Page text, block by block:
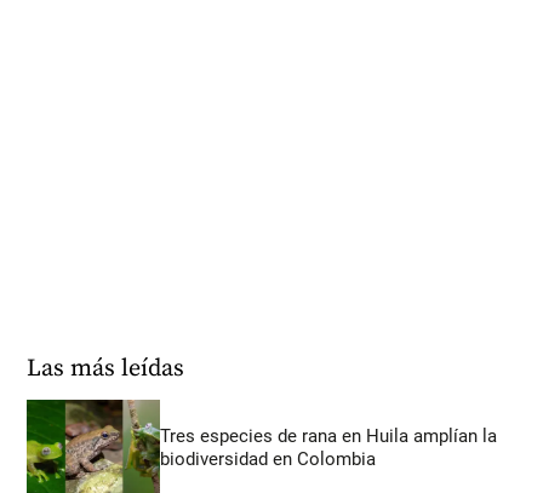
Las más leídas
Tres especies de rana en Huila amplían la
biodiversidad en Colombia